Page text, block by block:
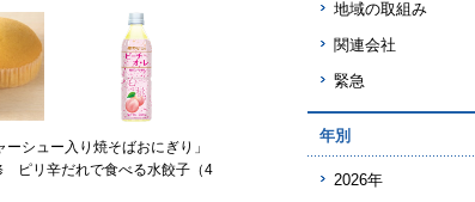
シュー入り焼そばおにぎり」
ピリ辛だれで食べる水餃子（4
地域の取組み
関連会社
緊急
年別
2026年